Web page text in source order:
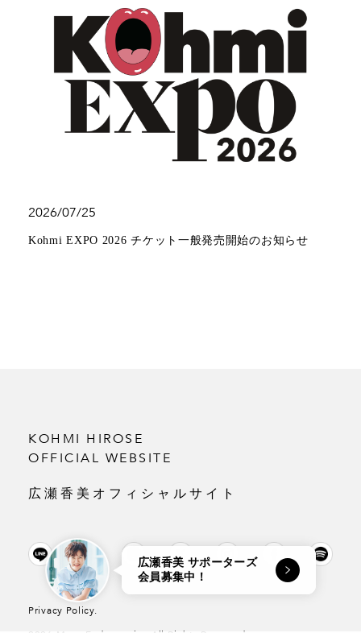
広瀬香美 サポーターズ
会員募集中！
2026/07/25
Kohmi EXPO 2026 チケット一般発売開始のお知らせ
KOHMI HIROSE
OFFICIAL WEBSITE
広瀬香美オフィシャルサイト
Privacy Policy.